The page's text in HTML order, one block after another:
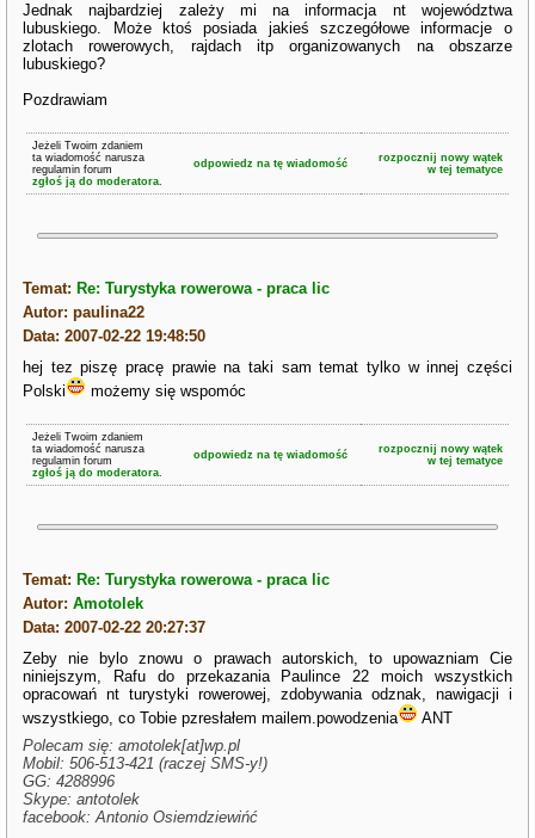
Jednak najbardziej zależy mi na informacja nt województwa
lubuskiego. Może ktoś posiada jakieś szczegółowe informacje o
zlotach rowerowych, rajdach itp organizowanych na obszarze
lubuskiego?
Pozdrawiam
Jeżeli Twoim zdaniem
ta wiadomość narusza
regulamin forum
zgłoś ją do moderatora.
odpowiedz na tę wiadomość
rozpocznij nowy wątek
w tej tematyce
Temat: Re: Turystyka rowerowa - praca lic
Autor: paulina22
Data: 2007-02-22 19:48:50
hej tez piszę pracę prawie na taki sam temat tylko w innej części
Polski
możemy się wspomóc
Jeżeli Twoim zdaniem
ta wiadomość narusza
regulamin forum
zgłoś ją do moderatora.
odpowiedz na tę wiadomość
rozpocznij nowy wątek
w tej tematyce
Temat: Re: Turystyka rowerowa - praca lic
Autor:Amotolek
Data: 2007-02-22 20:27:37
Zeby nie bylo znowu o prawach autorskich, to upowazniam Cie
niniejszym, Rafu do przekazania Paulince 22 moich wszystkich
opracowań nt turystyki rowerowej, zdobywania odznak, nawigacji i
wszystkiego, co Tobie pzresłałem mailem.powodzenia
ANT
Polecam się: amotolek[at]wp.pl
Mobil: 506-513-421 (raczej SMS-y!)
GG: 4288996
Skype: antotolek
facebook: Antonio Osiemdziewińć